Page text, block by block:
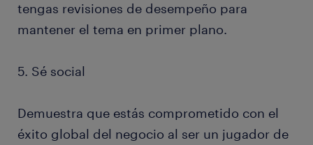
tengas revisiones de desempeño para
mantener el tema en primer plano.
5. Sé social
Demuestra que estás comprometido con el
éxito global del negocio al ser un jugador de